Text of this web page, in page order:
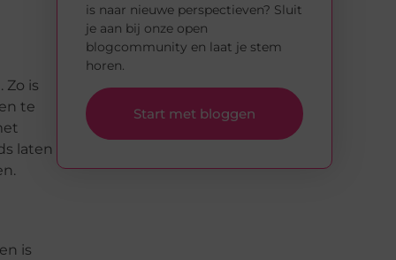
is
te
laten
is
is naar nieuwe perspectieven? Sluit
je aan bij onze open
blogcommunity en laat je stem
horen.
Start met bloggen